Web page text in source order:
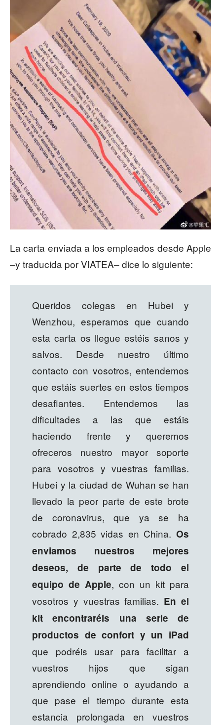
La carta enviada a los empleados desde Apple
–y traducida por VIATEA– dice lo siguiente:
Queridos colegas en Hubei y
Wenzhou, esperamos que cuando
esta carta os llegue estéis sanos y
salvos. Desde nuestro último
contacto con vosotros, entendemos
que estáis suertes en estos tiempos
desafiantes. Entendemos las
dificultades a las que estáis
haciendo frente y queremos
ofreceros nuestro mayor soporte
para vosotros y vuestras familias.
Hubei y la ciudad de Wuhan se han
llevado la peor parte de este brote
de coronavirus, que ya se ha
cobrado 2,835 vidas en China. Os
enviamos nuestros mejores
deseos, de parte de todo el
equipo de Apple, con un kit para
vosotros y vuestras familias. En el
kit encontraréis una serie de
productos de confort y un iPad
que podréis usar para facilitar a
vuestros hijos que sigan
aprendiendo online o ayudando a
que pase el tiempo durante esta
estancia prolongada en vuestros